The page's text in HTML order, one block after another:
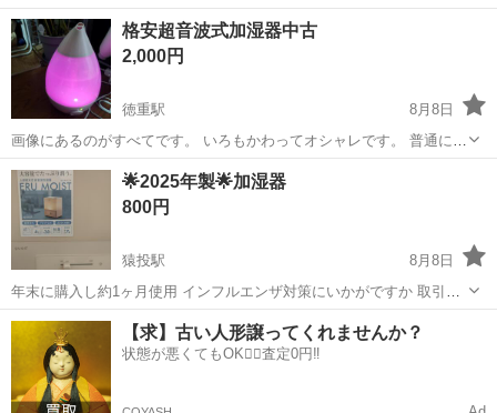
格安超音波式加湿器中古
2,000円
徳重駅
8月8日
画像にあるのがすべてです。 いろもかわってオシャレです。 普通につ
かえます。 名古屋市緑区白土 ＮＣ．ＮＲでお願いします
愛知 名古屋市 徳重駅 季節、空調家電
🌟2025年製🌟加湿器
800円
猿投駅
8月8日
年末に購入し約1ヶ月使用 インフルエンザ対策にいかがですか 取引は
藤岡支所近郊 定型文お断りです
愛知 豊田市 猿投駅 季節、空調家電 支所
【求】古い人形譲ってくれませんか？
状態が悪くてもOK🙆‍♀️査定0円‼️